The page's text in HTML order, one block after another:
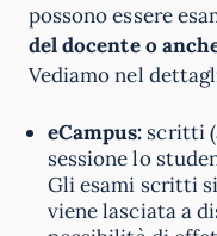
possono essere
del docente o
Vediamo nel
eCampus: scritti
sessione lo
Gli esami scritti
viene lasciata a